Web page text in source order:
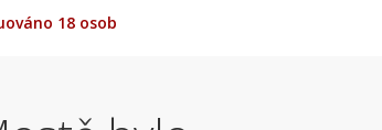
18 osob